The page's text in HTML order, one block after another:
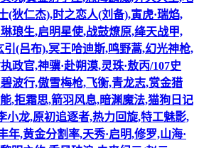
(狄仁杰),时之恋人(刘备),寅虎·瑞焰,
琅生,启明星使,战鼓燎原,绛天战甲,
引(吕布),冥王哈迪斯,鸣野蒿,幻光神枪,
政官,神骥·赴朔漠,灵珠·敖丙/107史
波行,傲雪梅枪,飞衡,青龙志,赏金猎
,拒霜思,箭羽风息,暗渊魔法,猫狗日记
小龙,原初追逐者,热力回旋,特工魅影,
年,黄金分割率,天秀·启明,修罗,山海·